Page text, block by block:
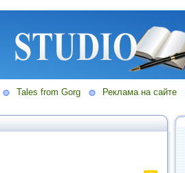
Tales from Gorg Реклама на сайте